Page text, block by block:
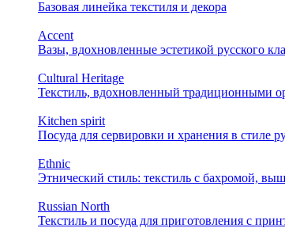
Базовая линейка текстиля и декора
Accent
Вазы, вдохновленные эстетикой русского
Cultural Heritage
Текстиль, вдохновленный традиционными
Kitchen spirit
Посуда для сервировки и хранения в стиле
Ethnic
Этнический стиль: текстиль с бахромой,
Russian North
Текстиль и посуда для приготовления с